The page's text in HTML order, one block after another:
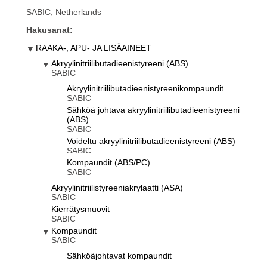
SABIC, Netherlands
Hakusanat:
RAAKA-, APU- JA LISÄAINEET
Akryylinitriilibutadieenistyreeni (ABS)
SABIC
Akryylinitriilibutadieenistyreenikompaundit
SABIC
Sähköä johtava akryylinitriilibutadieenistyreeni
(ABS)
SABIC
Voideltu akryylinitriilibutadieenistyreeni (ABS)
SABIC
Kompaundit (ABS/PC)
SABIC
Akryylinitriilistyreeniakrylaatti (ASA)
SABIC
Kierrätysmuovit
SABIC
Kompaundit
SABIC
Sähköäjohtavat kompaundit